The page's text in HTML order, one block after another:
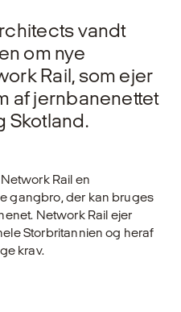
vandt
om nye
Rail, som ejer
af jernbanenettet
Skotland.
Rail en
gangbro, der kan bruges
Network Rail ejer
Storbritannien og heraf
krav.